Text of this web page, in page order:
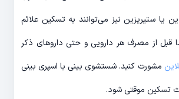
یا ستیریزین نیز می‌توانند به تسکین علائم
قبل از مصرف هر دارویی و حتی داروهای ذکر
مشورت کنید. شستشوی بینی با اسپری بینی
تسکین موقتی شود.